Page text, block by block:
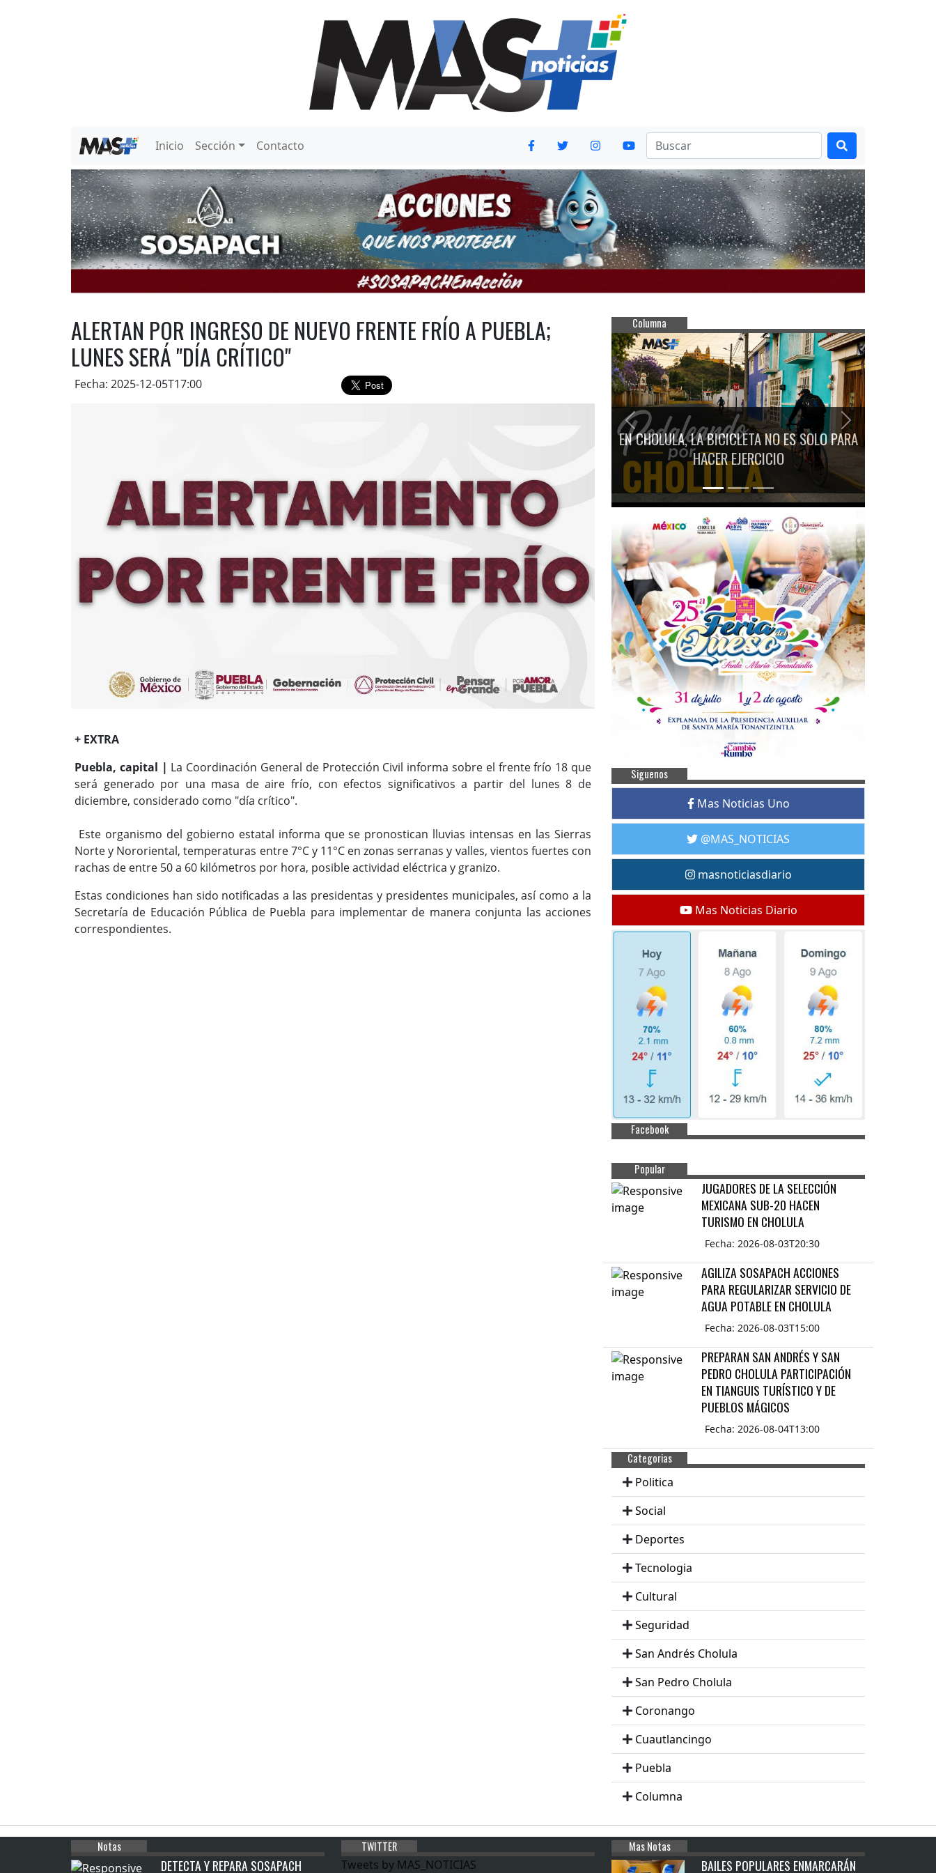
Inicio Sección Contacto
ALERTAN POR INGRESO DE NUEVO FRENTE FRÍO A PUEBLA;
LUNES SERÁ "DÍA CRÍTICO"
Fecha: 2025-12-05T17:00
+ EXTRA
Puebla, capital | La Coordinación General de Protección Civil informa sobre el frente frío 18 que
será generado por una masa de aire frío, con efectos significativos a partir del lunes 8 de
diciembre, considerado como "día crítico".
Este organismo del gobierno estatal informa que se pronostican lluvias intensas en las Sierras
Norte y Nororiental, temperaturas entre 7°C y 11°C en zonas serranas y valles, vientos fuertes con
rachas de entre 50 a 60 kilómetros por hora, posible actividad eléctrica y granizo.
Estas condiciones han sido notificadas a las presidentas y presidentes municipales, así como a la
Secretaría de Educación Pública de Puebla para implementar de manera conjunta las acciones
correspondientes.
Columna
EN CHOLULA, LA BICICLETA NO ES SOLO PARA
HACER EJERCICIO
Previous Next
Siguenos
Mas Noticias Uno
@MAS_NOTICIAS
masnoticiasdiario
Mas Noticias Diario
Facebook
Popular
JUGADORES DE LA SELECCIÓN
MEXICANA SUB-20 HACEN
TURISMO EN CHOLULA
Fecha: 2026-08-03T20:30
AGILIZA SOSAPACH ACCIONES
PARA REGULARIZAR SERVICIO DE
AGUA POTABLE EN CHOLULA
Fecha: 2026-08-03T15:00
PREPARAN SAN ANDRÉS Y SAN
PEDRO CHOLULA PARTICIPACIÓN
EN TIANGUIS TURÍSTICO Y DE
PUEBLOS MÁGICOS
Fecha: 2026-08-04T13:00
Categorias
Politica
Social
Deportes
Tecnologia
Cultural
Seguridad
San Andrés Cholula
San Pedro Cholula
Coronango
Cuautlancingo
Puebla
Columna
Notas
DETECTA Y REPARA SOSAPACH
TWITTER
Tweets by MAS_NOTICIAS
Mas Notas
BAILES POPULARES ENMARCARÁN